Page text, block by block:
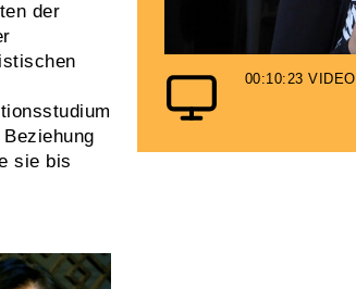
der
sie bis
00:10:23VIDEO